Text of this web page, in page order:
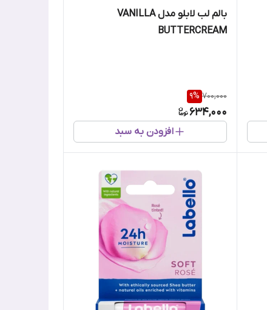
بالم لب لابلو مدل VANILLA
BUTTERCREAM
700,000
9%
634,000
افزودن به سبد